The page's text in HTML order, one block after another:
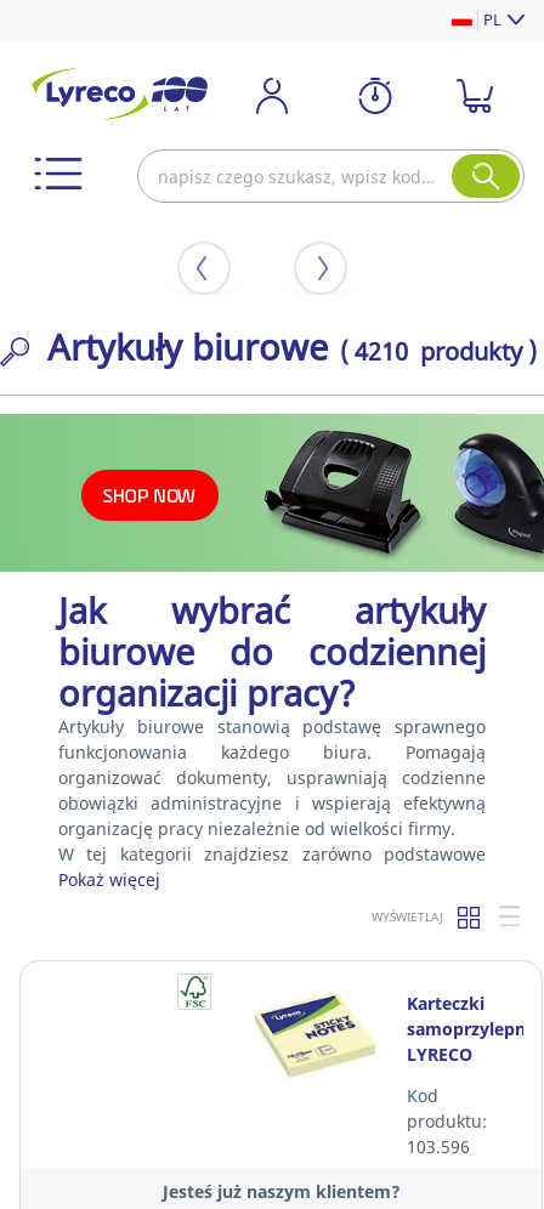
PL
Artykuły biurowe ( 4210 produkty )
Jak wybrać artykuły
biurowe do codziennej
organizacji pracy?
Artykuły biurowe stanowią podstawę sprawnego
funkcjonowania każdego biura. Pomagają
organizować dokumenty, usprawniają codzienne
obowiązki administracyjne i wspierają efektywną
organizację pracy niezależnie od wielkości firmy.
W tej kategorii znajdziesz zarówno podstawowe
Pokaż więcej
WYŚWIETLAJ
Karteczki
samoprzylepne
LYRECO
Kod
produktu:
103.596
Jesteś już naszym klientem?